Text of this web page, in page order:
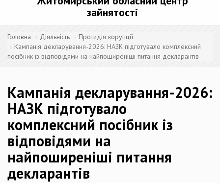
зайнятості
Головна Діяльність
Протидія корупції
Кампанія декларування-2026: НАЗК підготувало комплексний
посібник із відповідями на найпоширеніші питання декларантів
Кампанія декларування-2026:
НАЗК підготувало
комплексний посібник із
відповідями на
найпоширеніші питання
декларантів